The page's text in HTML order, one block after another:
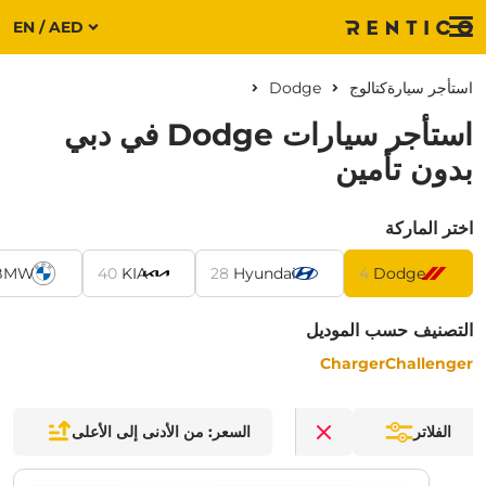
EN / AED
Menu
استأجر سيارات Dodge في دبي
بدون تأمين
استأجر سيارةكتالوج Dodge
اختر الماركة
Dodge
4
Hyundai
28
KIA
40
التصنيف حسب الموديل
Challenger
Charger
الفلاتر
Clear filters
السعر: من الأدنى إلى الأعلى